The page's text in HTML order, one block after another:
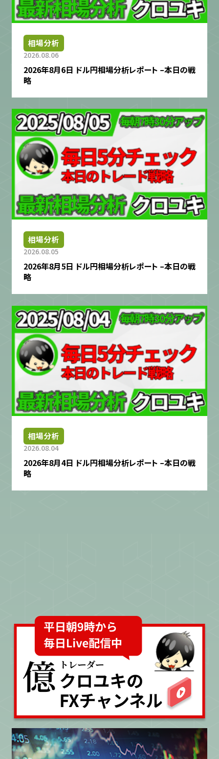
相場分析
2026.08.06
2026年8月6日 ドル円相場分析レポート –本日の戦
略
相場分析
2026.08.05
2026年8月5日 ドル円相場分析レポート –本日の戦
略
相場分析
2026.08.04
2026年8月4日 ドル円相場分析レポート –本日の戦
略